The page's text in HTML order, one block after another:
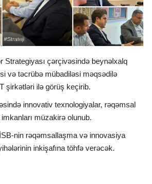
Strategiyası çərçivəsində beynəlxalq
və təcrübə mübadiləsi məqsədilə
şirkətləri ilə görüş keçirib.
innovativ texnologiyalar, rəqəmsal
müzakirə olunub.
nin rəqəmsallaşma və innovasiya
inkişafına töhfə verəcək.